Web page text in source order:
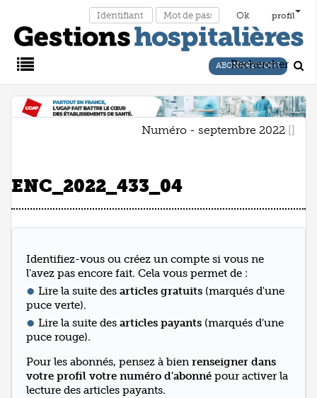
profil
Main
ABONNEZ-VOUS
Rechercher
Numéro - septembre 2022
ENC_2022_433_04
Identifiez-vous ou créez un compte si vous ne
l'avez pas encore fait. Cela vous permet de :
Lire la suite des articles gratuits (marqués d'une
puce verte).
Lire la suite des articles payants (marqués d'une
puce rouge).
Pour les abonnés, pensez à bien renseigner dans
votre profil votre numéro d'abonné pour activer la
lecture des articles payants.